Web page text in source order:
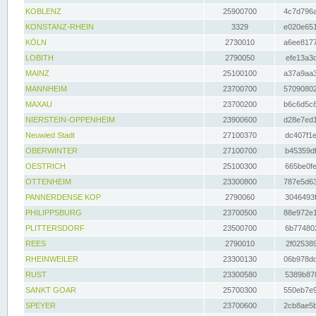
KOBLENZ
25900700
KONSTANZ-RHEIN
3329
KÖLN
2730010
LOBITH
2790050
MAINZ
25100100
MANNHEIM
23700700
MAXAU
23700200
NIERSTEIN-OPPENHEIM
23900600
Neuwied Stadt
27100370
OBERWINTER
27100700
OESTRICH
25100300
OTTENHEIM
23300800
PANNERDENSE KOP
2790060
PHILIPPSBURG
23700500
PLITTERSDORF
23500700
REES
2790010
RHEINWEILER
23300130
RUST
23300580
SANKT GOAR
25700300
SPEYER
23700600